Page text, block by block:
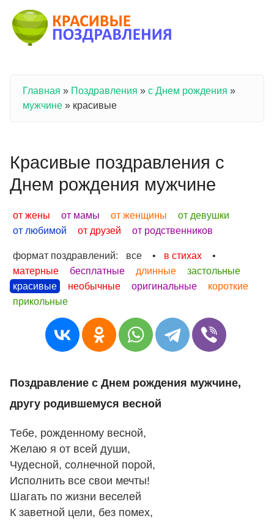
Вы здесь
Главная » Поздравления » с Днем рождения »
мужчине » красивые
Красивые поздравления с
Днем рождения мужчине
от жены от мамы от женщины
от девушки
от любимой
от друзей от родственников
формат поздравлений: все • в стихах
•
матерные
бесплатные длинные
застольные
красивые
необычные оригинальные
короткие
прикольные
Поздравление с Днем рождения мужчине,
другу родившемуся весной
Тебе, рожденному весной,
Желаю я от всей души,
Чудесной, солнечной порой,
Исполнить все свои мечты!
Шагать по жизни веселей
К заветной цели, без помех,